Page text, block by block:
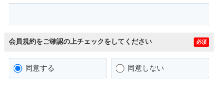
会員規約をご確認の上チェックをしてください 必須
同意する 同意しない